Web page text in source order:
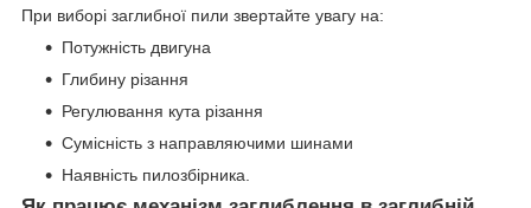
При виборі заглибної пили звертайте увагу на:
Потужність двигуна
Глибину різання
Регулювання кута різання
Сумісність з направляючими шинами
Наявність пилозбірника.